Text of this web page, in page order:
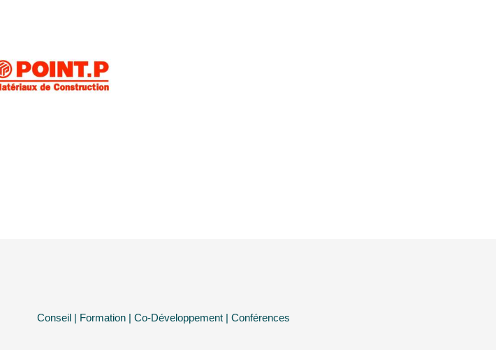
Conseil | Formation | Co-Développement | Conférences